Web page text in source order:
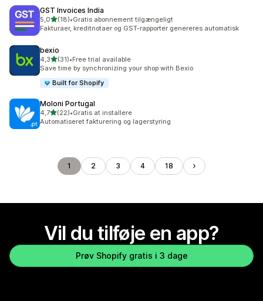
GST Invoices India
5,0ud af 5 stjerner
(18)
18 anmeldelser i alt
•Gratis abonnement tilgængeligt
Fakturaer, kreditnotaer og GST-rapporter genereres automatisk
bexio
4,3ud af 5 stjerner
(31)
31 anmeldelser i alt
•Free trial available
Save time by synchronizing your shop with Bexio
Built for Shopify
Moloni Portugal
4,7ud af 5 stjerner
(22)
22 anmeldelser i alt
•Gratis at installere
Automatiseret fakturering og lagerstyring
1 2 3 4 18
Vil du tilføje en app?
Prøv Shopify gratis i 3 dage